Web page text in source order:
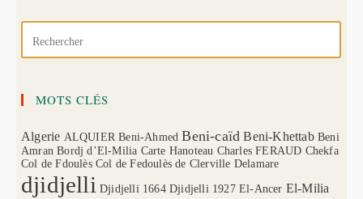
MOTS CLÉS
Algerie ALQUIER Beni-Ahmed Beni-caïd Beni-Khettab Beni
Amran Bordj d’El-Milia Carte Hanoteau Charles FERAUD Chekfa
Col de Fdoulès Col de Fedoulès de Clerville Delamare
djidjelli Djidjelli 1664 Djidjelli 1927 El-Ancer El-Milia